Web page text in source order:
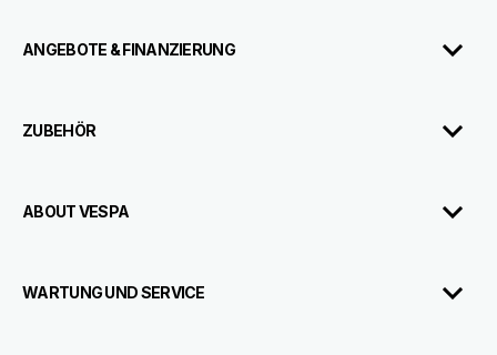
ANGEBOTE & FINANZIERUNG
ZUBEHÖR
ABOUT VESPA
WARTUNG UND SERVICE